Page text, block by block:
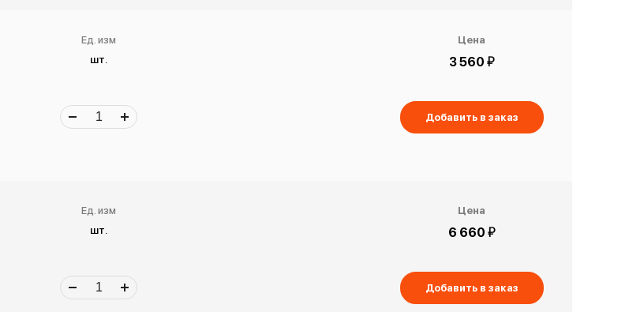
Ед. изм
шт.
Цена
3 560 й
Добавить в заказ
Ед. изм
шт.
Цена
6 660 й
Добавить в заказ